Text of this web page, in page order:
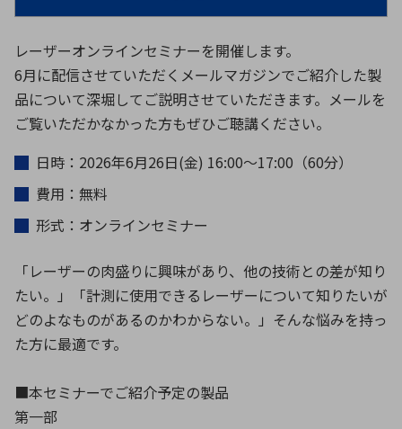
照射
半導体・電子部品小ロット
医療機器 検索
レーザーオンラインセミナーを開催します。
6月に配信させていただくメールマガジンでご紹介した製
品について深堀してご説明させていただきます。メールを
ご覧いただかなかった方もぜひご聴講ください。
日時：2026年6月26日(金) 16:00～17:00（60分）
費用：無料
形式：オンラインセミナー
「レーザーの肉盛りに興味があり、他の技術との差が知り
たい。」「計測に使用できるレーザーについて知りたいが
どのよなものがあるのかわからない。」そんな悩みを持っ
た方に最適です。
■本セミナーでご紹介予定の製品
第一部